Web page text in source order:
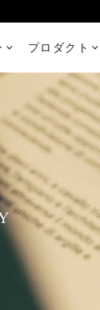
プロダクト